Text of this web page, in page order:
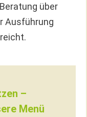
über
Ausführung
–
Menü